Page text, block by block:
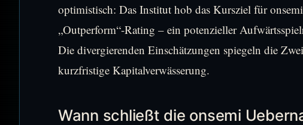
optimistisch: Das Institut hob das Kursziel für
„Outperform“-Rating – ein potenzieller
Die divergierenden Einschätzungen spiegeln die
kurzfristige Kapitalverwässerung.
Wann schließt die onsemi